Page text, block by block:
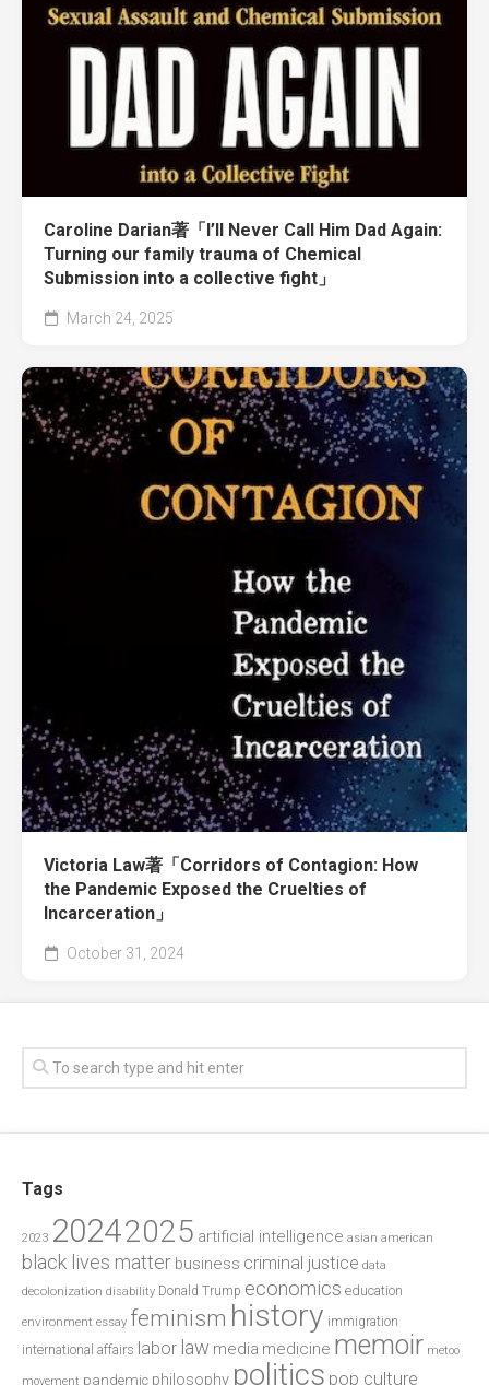
Caroline Darian著「I’ll Never Call Him Dad Again:
Turning our family trauma of Chemical
Submission into a collective fight」
March 24, 2025
Victoria Law著「Corridors of Contagion: How
the Pandemic Exposed the Cruelties of
Incarceration」
October 31, 2024
Tags
2023 20242025 artificial intelligence asian american
black lives matter business criminal justice data
decolonization disability Donald Trump economics education
environment essay feminism history immigration
international affairs labor law media medicine memoir metoo
movement pandemic philosophy politics pop culture